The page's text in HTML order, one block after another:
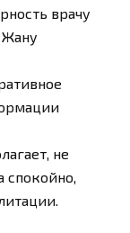
врачу
Жану
не
спокойно,